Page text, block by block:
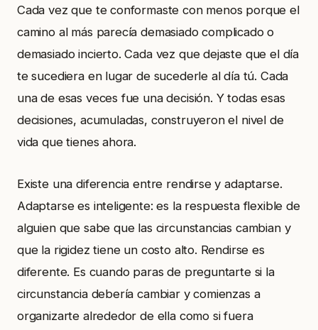
Cada vez que te conformaste con menos porque el
camino al más parecía demasiado complicado o
demasiado incierto. Cada vez que dejaste que el día
te sucediera en lugar de sucederle al día tú. Cada
una de esas veces fue una decisión. Y todas esas
decisiones, acumuladas, construyeron el nivel de
vida que tienes ahora.
Existe una diferencia entre rendirse y adaptarse.
Adaptarse es inteligente: es la respuesta flexible de
alguien que sabe que las circunstancias cambian y
que la rigidez tiene un costo alto. Rendirse es
diferente. Es cuando paras de preguntarte si la
circunstancia debería cambiar y comienzas a
organizarte alrededor de ella como si fuera